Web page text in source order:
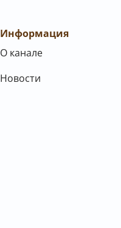
Информация
О канале
Новости